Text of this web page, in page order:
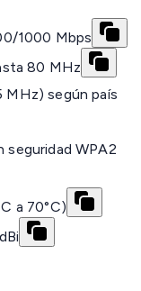
1000 Mbps
80 MHz
MHz) según país
seguridad WPA2
a 70°C)